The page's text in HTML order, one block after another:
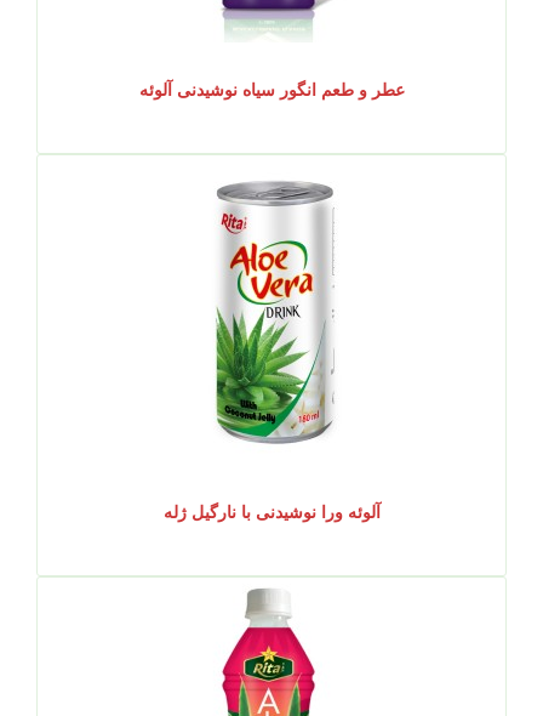
عطر و طعم انگور سیاه نوشیدنی آلوئه
آلوئه ورا نوشیدنی با نارگیل ژله